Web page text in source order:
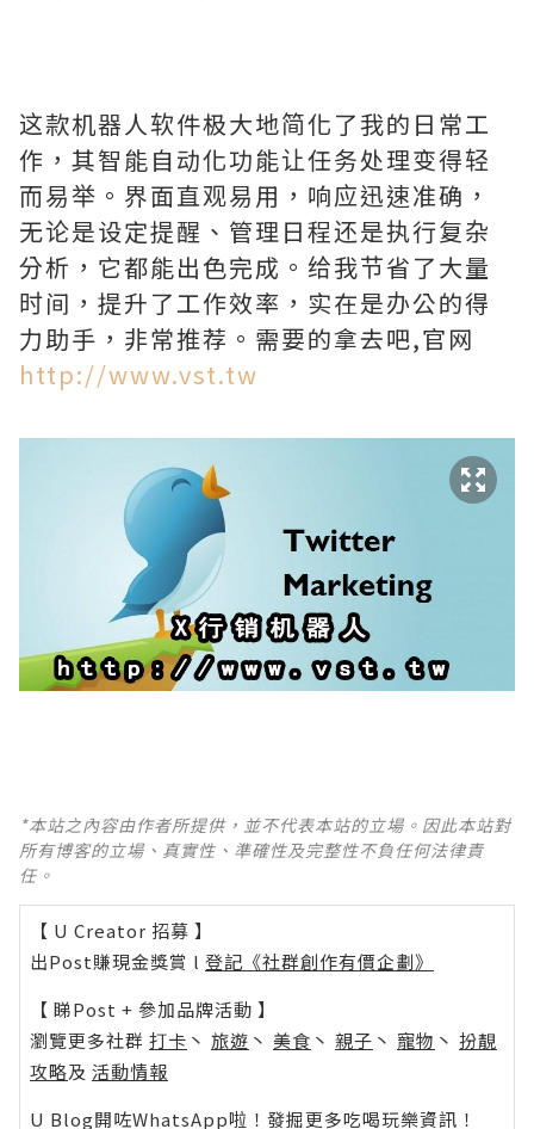
这款机器人软件极大地简化了我的日常工
作，其智能自动化功能让任务处理变得轻
而易举。界面直观易用，响应迅速准确，
无论是设定提醒、管理日程还是执行复杂
分析，它都能出色完成。给我节省了大量
时间，提升了工作效率，实在是办公的得
力助手，非常推荐。需要的拿去吧,官网
http://www.vst.tw
*本站之內容由作者所提供，並不代表本站的立場。因此本站對
所有博客的立場、真實性、準確性及完整性不負任何法律責
任。
【 U Creator 招募 】
出Post賺現金獎賞 l 登記《社群創作有價企劃》
【 睇Post + 參加品牌活動 】
瀏覽更多社群 打卡 丶 旅遊 丶 美食 丶 親子 丶 寵物 丶 扮靚
攻略及 活動情報
U Blog開咗WhatsApp啦！發掘更多吃喝玩樂資訊！